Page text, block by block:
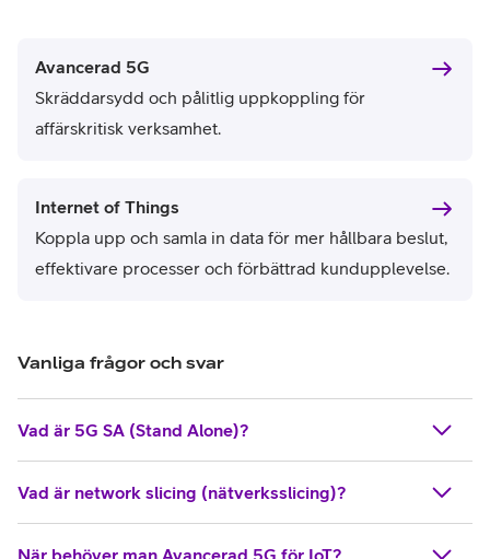
Avancerad 5G
Skräddarsydd och pålitlig uppkoppling för
affärskritisk verksamhet.
Internet of Things
Koppla upp och samla in data för mer hållbara beslut,
effektivare processer och förbättrad kundupplevelse.
Vanliga frågor och svar
Vad är 5G SA (Stand Alone)?​
Vad är network slicing (nätverksslicing)?​
När behöver man Avancerad 5G för IoT?​